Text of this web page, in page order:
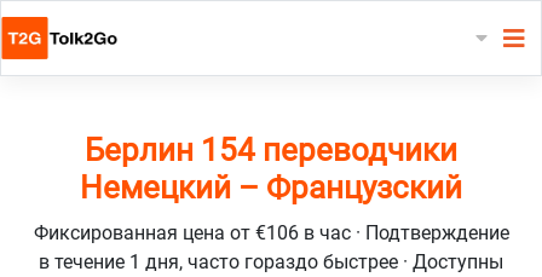
Берлин 154 переводчики
Немецкий – Французский
Фиксированная цена от €106 в час · Подтверждение
в течение 1 дня, часто гораздо быстрее · Доступны